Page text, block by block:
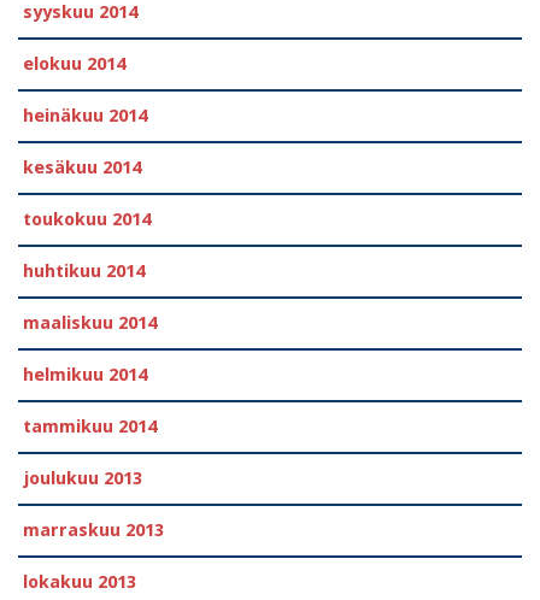
syyskuu 2014
elokuu 2014
heinäkuu 2014
kesäkuu 2014
toukokuu 2014
huhtikuu 2014
maaliskuu 2014
helmikuu 2014
tammikuu 2014
joulukuu 2013
marraskuu 2013
lokakuu 2013